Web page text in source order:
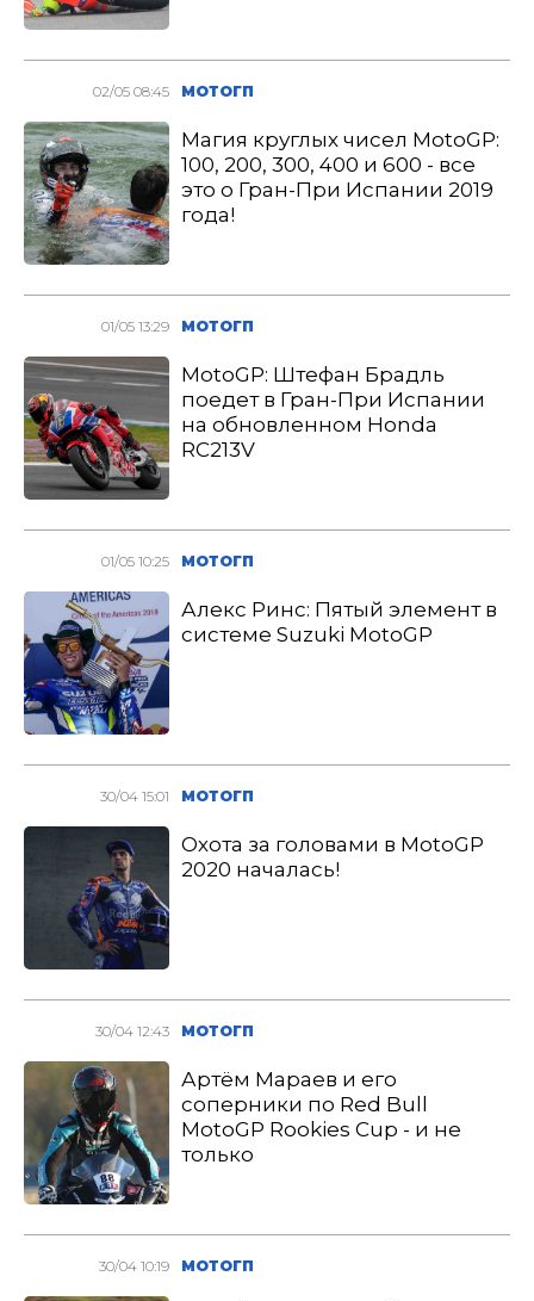
02/05 08:45 МОТОГП
Магия круглых чисел MotoGP:
100, 200, 300, 400 и 600 - все
это о Гран-При Испании 2019
года!
01/05 13:29 МОТОГП
MotoGP: Штефан Брадль
поедет в Гран-При Испании
на обновленном Honda
RC213V
01/05 10:25 МОТОГП
Алекс Ринс: Пятый элемент в
системе Suzuki MotoGP
30/04 15:01 МОТОГП
Охота за головами в MotoGP
2020 началась!
30/04 12:43 МОТОГП
Артём Мараев и его
соперники по Red Bull
MotoGP Rookies Cup - и не
только
30/04 10:19 МОТОГП